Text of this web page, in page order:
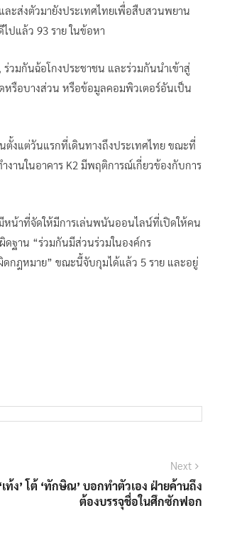
ะส่งตัวมายังประเทศไทยเพื่อสืบสวนพยาน
ปแล้ว 93 ราย ในข้อหา
วมกันฉ้อโกงประชาชน และร่วมกันนำเข้าสู่
รือบางส่วน หรือข้อมูลคอมพิวเตอร์อันเป็น
ตั้งแต่วันแรกที่เดินทางถึงประเทศไทย ขณะที่
งานในอาคาร K2 มีพฤติการณ์เกี่ยวข้องกับการ
หน้าที่จัดให้มีการเล่นพนันออนไลน์ที่เปิดให้คน
ดฐาน “ร่วมกันมีส่วนร่วมในองค์กร
กฎหมาย” ขณะนี้จับกุมได้แล้ว 5 ราย และอยู่
Next
‘เท้ง’ โต้ ‘ทักษิณ’ บอกทำตัวเอง ฝ่ายค้านถึง
ต้องบรรจุชื่อในศึกซักฟอก